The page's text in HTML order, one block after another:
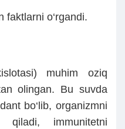
faktlarni o‘rgandi.
muhim oziq
olingan. Bu suvda
bo‘lib, organizmni
qiladi, immunitetni